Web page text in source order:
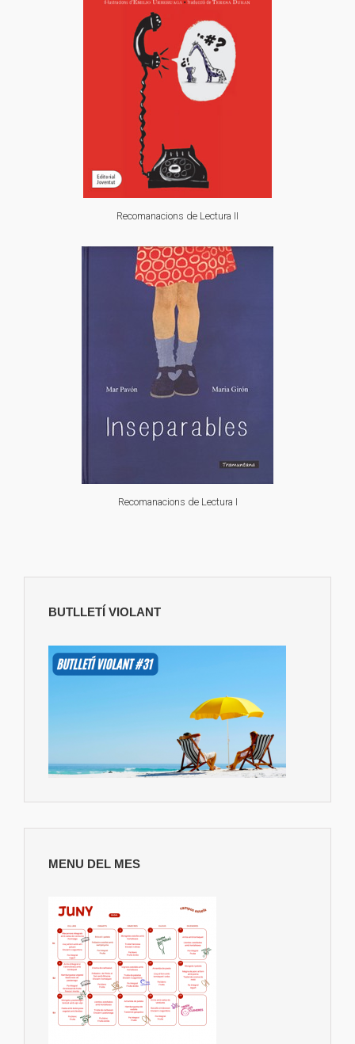
Recomanacions de Lectura II
Recomanacions de Lectura I
BUTLLETÍ VIOLANT
MENU DEL MES